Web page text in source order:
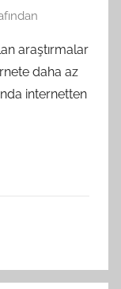
araştırmalar
daha az
internetten